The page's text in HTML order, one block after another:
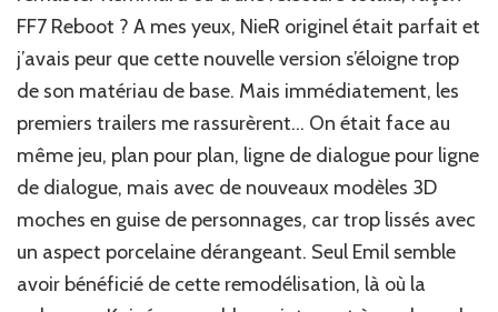
FF7 Reboot ? A mes yeux, NieR originel était parfait et
j’avais peur que cette nouvelle version s’éloigne trop
de son matériau de base. Mais immédiatement, les
premiers trailers me rassurèrent… On était face au
même jeu, plan pour plan, ligne de dialogue pour ligne
de dialogue, mais avec de nouveaux modèles 3D
moches en guise de personnages, car trop lissés avec
un aspect porcelaine dérangeant. Seul Emil semble
avoir bénéficié de cette remodélisation, là où la